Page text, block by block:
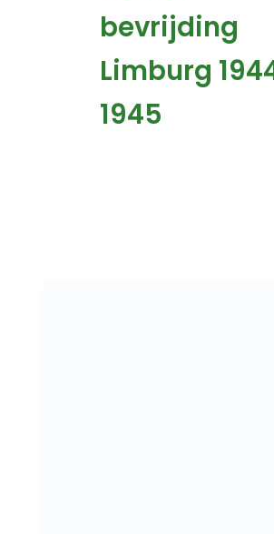
bevrijding
Limburg
1945